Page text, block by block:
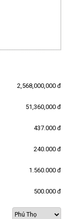
2,568,000,000 đ
51,360,000 đ
437.000 đ
240.000 đ
1.560.000 đ
500.000 đ